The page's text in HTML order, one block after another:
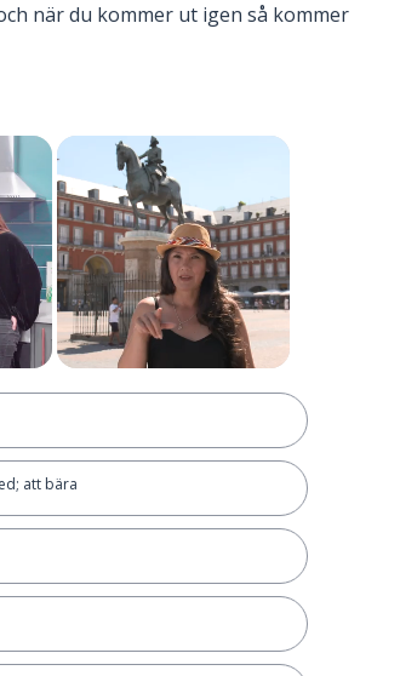
när du kommer ut igen så kommer
att bära